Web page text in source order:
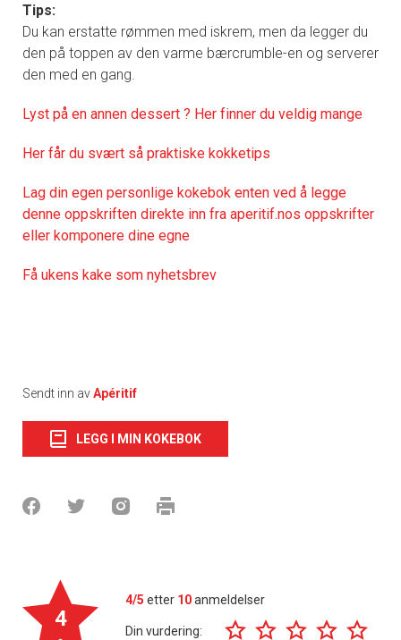
Tips:
Du kan erstatte rømmen med iskrem, men da legger du
den på toppen av den varme bærcrumble-en og serverer
den med en gang.
Lyst på en annen dessert ? Her finner du veldig mange
Her får du svært så praktiske kokketips
Lag din egen personlige kokebok enten ved å legge
denne oppskriften direkte inn fra aperitif.nos oppskrifter
eller komponere dine egne
Få ukens kake som nyhetsbrev
Sendt inn avApéritif
LEGG I MIN KOKEBOK
4
4/5 etter 10anmeldelser
Din vurdering: